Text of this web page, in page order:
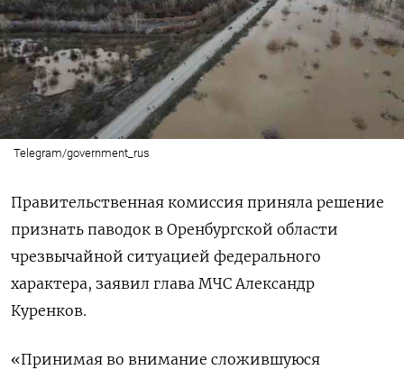
Telegram/government_rus
Правительственная комиссия приняла решение
признать паводок в Оренбургской области
чрезвычайной ситуацией федерального
характера, заявил глава МЧС Александр
Куренков.
«Принимая во внимание сложившуюся